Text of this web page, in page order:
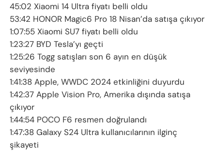
45:02 Xiaomi 14 Ultra fiyatı belli oldu
53:42 HONOR Magic6 Pro 18 Nisan’da satışa çıkıyor
1:07:55 Xiaomi SU7 fiyatı belli oldu
1:23:27 BYD Tesla’yı geçti
1:25:26 Togg satışları son 6 ayın en düşük
seviyesinde
1:41:38 Apple, WWDC 2024 etkinliğini duyurdu
1:42:37 Apple Vision Pro, Amerika dışında satışa
çıkıyor
1:44:54 POCO F6 resmen doğrulandı
1:47:38 Galaxy S24 Ultra kullanıcılarının ilginç
şikayeti